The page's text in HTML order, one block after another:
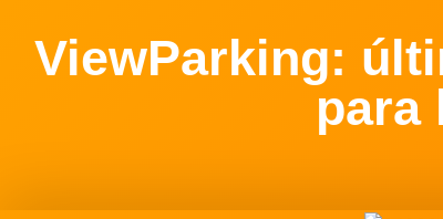
ViewParking:
para